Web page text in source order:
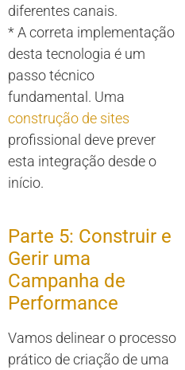
diferentes canais.
* A correta implementação
desta tecnologia é um
passo técnico
fundamental. Uma
construção de sites
profissional deve prever
esta integração desde o
início.
Parte 5: Construir e
Gerir uma
Campanha de
Performance
Vamos delinear o processo
prático de criação de uma